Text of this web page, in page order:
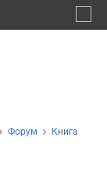
Форум
Книга